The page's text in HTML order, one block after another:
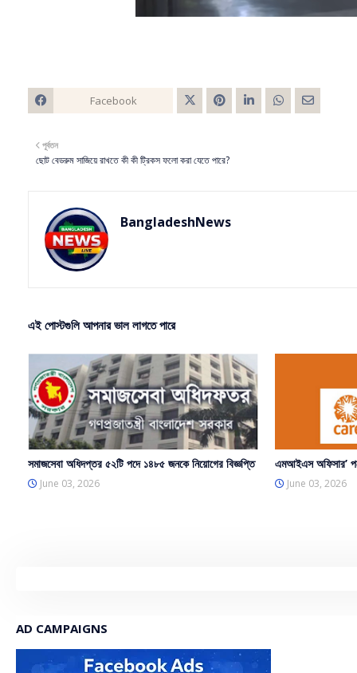
Facebook
পূর্বতন
ছোট বেডরুম সাজিয়ে রাখতে কী কী ট্রিকস ফলো করা যেতে পারে?
BangladeshNews
এই পোস্টগুলি আপনার ভাল লাগতে পারে
সমাজসেবা অধিদপ্তর ৫২টি পদে ১৪৮৫ জনকে নিয়োগের বিজ্ঞপ্তি
June 03, 2026
এমআইএস অফিসার’
June 03, 2026
AD CAMPAIGNS